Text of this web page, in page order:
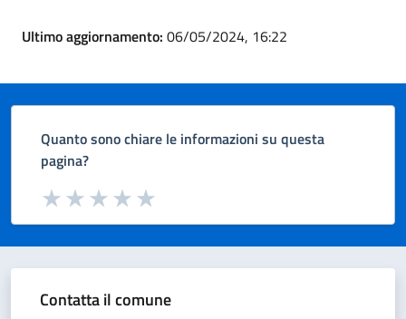
Ultimo aggiornamento: 06/05/2024, 16:22
Quanto sono chiare le informazioni su questa
pagina?
Valuta da 1 a 5 stelle la pagina
Valuta 5 stelle su 5
Valuta 4 stelle su 5
Valuta 3 stelle su 5
Valuta 2 stelle su 5
Valuta 1 stelle su 5
Contatta il comune